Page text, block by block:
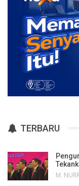
TERBARU
M.